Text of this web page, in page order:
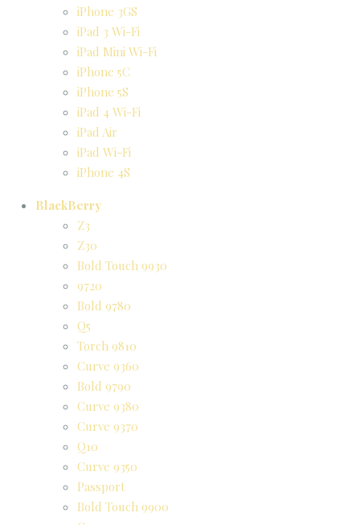
iPhone 3GS
iPad 3 Wi-Fi
iPad Mini Wi-Fi
iPhone 5C
iPhone 5S
iPad 4 Wi-Fi
iPad Air
iPad Wi-Fi
iPhone 4S
BlackBerry
Z3
Z30
Bold Touch 9930
9720
Bold 9780
Q5
Torch 9810
Curve 9360
Bold 9790
Curve 9380
Curve 9370
Q10
Curve 9350
Passport
Bold Touch 9900